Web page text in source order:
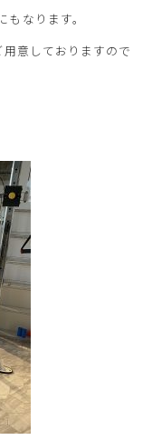
なります。
意しておりますので